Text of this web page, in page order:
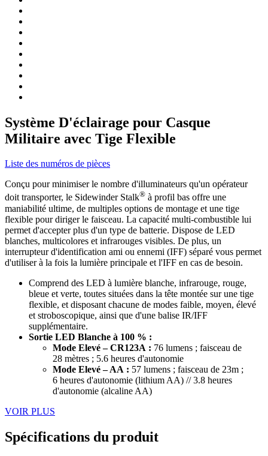
Système D'éclairage pour Casque
Militaire avec Tige Flexible
Liste des numéros de pièces
Conçu pour minimiser le nombre d'illuminateurs qu'un opérateur
doit transporter, le Sidewinder Stalk® à profil bas offre une
maniabilité ultime, de multiples options de montage et une tige
flexible pour diriger le faisceau. La capacité multi-combustible lui
permet d'accepter plus d'un type de batterie. Dispose de LED
blanches, multicolores et infrarouges visibles. De plus, un
interrupteur d'identification ami ou ennemi (IFF) séparé vous permet
d'utiliser à la fois la lumière principale et l'IFF en cas de besoin.
Comprend des LED à lumière blanche, infrarouge, rouge,
bleue et verte, toutes situées dans la tête montée sur une tige
flexible, et disposant chacune de modes faible, moyen, élevé
et stroboscopique, ainsi que d'une balise IR/IFF
supplémentaire.
Sortie LED Blanche à 100 % :
Mode Elevé – CR123A : 76 lumens ; faisceau de
28 mètres ; 5.6 heures d'autonomie
Mode Elevé – AA : 57 lumens ; faisceau de 23m ;
6 heures d'autonomie (lithium AA) // 3.8 heures
d'autonomie (alcaline AA)
VOIR PLUS
Spécifications du produit